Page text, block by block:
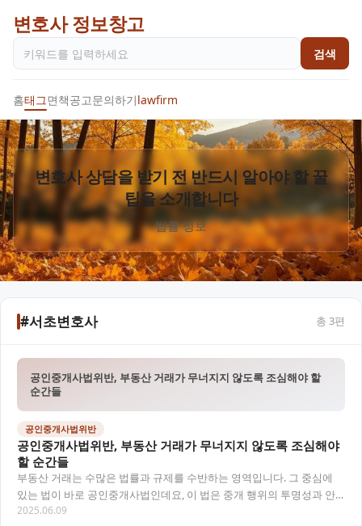
변호사 정보창고
검색
홈태그면책공고문의하기lawfirm
변호사 상담을 받기 전 반드시 알아야 할 꿀
팁을 소개합니다
법률 정보
#서초변호사 총 3편
공인중개사법위반, 부동산 거래가 무너지지 않도록 조심해야 할
순간들
공인중개사법위반
공인중개사법위반, 부동산 거래가 무너지지 않도록 조심해야
할 순간들
부동산 거래는 수많은 법률과 규제를 수반하는 영역입니다. 그 중심에
있는 법이 바로 공인중개사법인데요, 이 법은 중개 행위의 투명성과 안
전성을 보장하기 위해 존재합니다. 하지만 현…
2025.06.09